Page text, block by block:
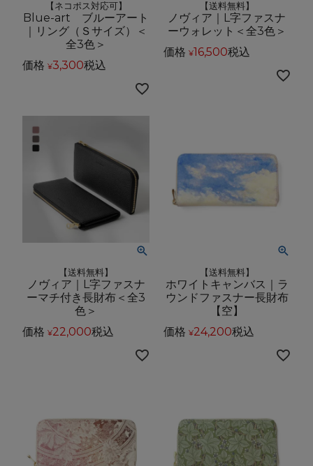
【ネコポス対応可】
Blue-art ブルーアート
｜リング（Ｓサイズ）＜
全3色＞
価格 ¥3,300税込
【送料無料】
ノヴィア｜L字ファスナ
ーウォレット＜全3色＞
価格 ¥16,500税込
【送料無料】
ノヴィア｜L字ファスナ
ーマチ付き長財布＜全3
色＞
価格 ¥22,000税込
【送料無料】
ホワイトキャンバス｜ラ
ウンドファスナー長財布
【空】
価格 ¥24,200税込